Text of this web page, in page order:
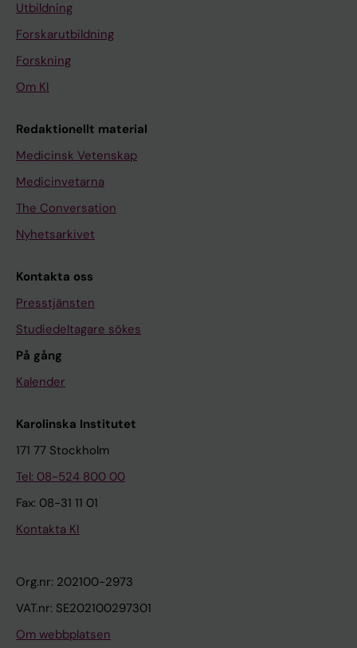
Utbildning
Forskarutbildning
Forskning
Om KI
Redaktionellt material
Medicinsk Vetenskap
Medicinvetarna
The Conversation
Nyhetsarkivet
Kontakta oss
Presstjänsten
Studiedeltagare sökes
På gång
Kalender
Karolinska Institutet
171 77 Stockholm
Tel: 08-524 800 00
Fax: 08-31 11 01
Kontakta KI
Org.nr: 202100-2973
VAT.nr: SE202100297301
Om webbplatsen